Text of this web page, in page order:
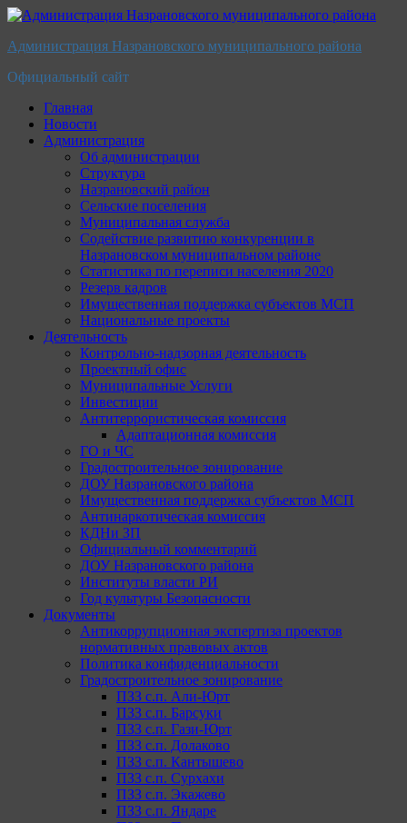
Перейти
содержимому
Администрация Назрановского муниципального района
Официальный сайт
Главная
Новости
Администрация
Об администрации
Структура
Назрановский район
Сельские поселения
Муниципальная служба
Содействие развитию конкуренции в
Назрановском муниципальном районе
Статистика по переписи населения 2020
Резерв кадров
Имущественная поддержка субъектов МСП
Национальные проекты
Деятельность
Контрольно-надзорная деятельность
Проектный офис
Муниципальные Услуги
Инвестиции
Антитеррористическая комиссия
Адаптационная комиссия
ГО и ЧС
Градостроительное зонирование
ДОУ Назрановского района
Имущественная поддержка субъектов МСП
Антинаркотическая комиссия
КДНи ЗП
Официальный комментарий
ДОУ Назрановского района
Институты власти РИ
Год культуры Безопасности
Документы
Антикоррупционная экспертиза проектов
нормативных правовых актов
Политика конфиденциальности
Градостроительное зонирование
ПЗЗ с.п. Али-Юрт
ПЗЗ с.п. Барсуки
ПЗЗ с.п. Гази-Юрт
ПЗЗ с.п. Долаково
ПЗЗ с.п. Кантышево
ПЗЗ с.п. Сурхахи
ПЗЗ с.п. Экажево
ПЗЗ с.п. Яндаре